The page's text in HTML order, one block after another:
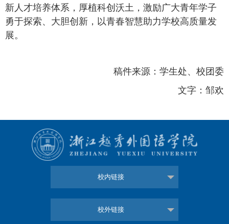
新人才培养体系，厚植科创沃土，激励广大青年学子
勇于探索、大胆创新，以青春智慧助力学校高质量发
展。
稿件来源：学生处、校团委
文字：邹欢
校内链接
校外链接